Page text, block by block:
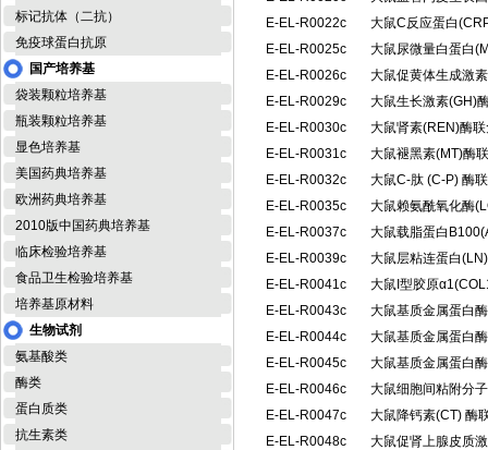
标记抗体（二抗）
免疫球蛋白抗原
国产培养基
袋装颗粒培养基
瓶装颗粒培养基
显色培养基
美国药典培养基
欧洲药典培养基
2010版中国药典培养基
临床检验培养基
食品卫生检验培养基
培养基原材料
生物试剂
氨基酸类
酶类
蛋白质类
抗生素类
E-EL-R0022c
大鼠C反应蛋白
E-EL-R0025c
大鼠尿微量白蛋白
E-EL-R0026c
大鼠促黄体生成激
E-EL-R0029c
大鼠生长激素(GH)
E-EL-R0030c
大鼠肾素(REN)酶
E-EL-R0031c
大鼠褪黑素(MT)酶
E-EL-R0032c
大鼠C-肽 (C-P) 酶
E-EL-R0035c
大鼠赖氨酰氧化酶
E-EL-R0037c
大鼠载脂蛋白
E-EL-R0039c
大鼠层粘连蛋白
E-EL-R0041c
大鼠I型胶原
E-EL-R0043c
大鼠基质金属蛋白
E-EL-R0044c
大鼠基质金属蛋白
E-EL-R0045c
大鼠基质金属蛋白
E-EL-R0046c
大鼠细胞间粘附分
E-EL-R0047c
大鼠降钙素(CT) 酶
E-EL-R0048c
大鼠促肾上腺皮质